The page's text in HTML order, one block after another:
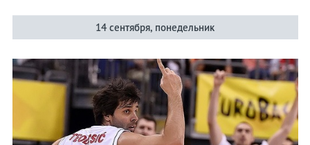
14 сентября, понедельник